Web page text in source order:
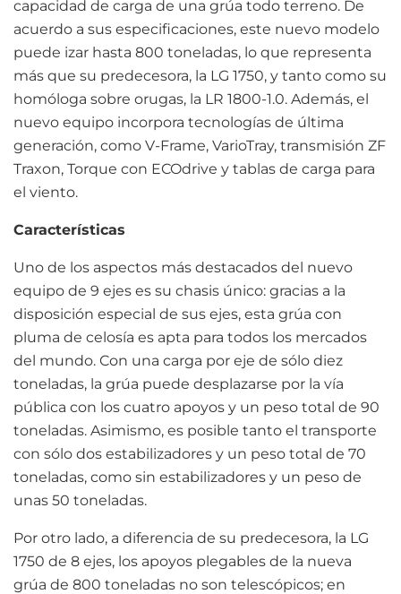
capacidad de carga de una grúa todo terreno. De
acuerdo a sus especificaciones, este nuevo modelo
puede izar hasta 800 toneladas, lo que representa
más que su predecesora, la LG 1750, y tanto como su
homóloga sobre orugas, la LR 1800-1.0. Además, el
nuevo equipo incorpora tecnologías de última
generación, como V-Frame, VarioTray, transmisión ZF
Traxon, Torque con ECOdrive y tablas de carga para
el viento.
Características
Uno de los aspectos más destacados del nuevo
equipo de 9 ejes es su chasis único: gracias a la
disposición especial de sus ejes, esta grúa con
pluma de celosía es apta para todos los mercados
del mundo. Con una carga por eje de sólo diez
toneladas, la grúa puede desplazarse por la vía
pública con los cuatro apoyos y un peso total de 90
toneladas. Asimismo, es posible tanto el transporte
con sólo dos estabilizadores y un peso total de 70
toneladas, como sin estabilizadores y un peso de
unas 50 toneladas.
Por otro lado, a diferencia de su predecesora, la LG
1750 de 8 ejes, los apoyos plegables de la nueva
grúa de 800 toneladas no son telescópicos; en